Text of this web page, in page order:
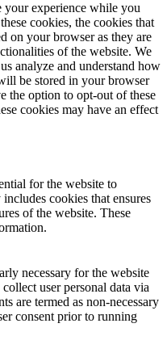
your experience while you
cookies, the cookies that
on your browser as they are
of the website. We
analyze and understand how
be stored in your browser
the option to opt-out of these
cookies may have an effect
for the website to
cookies that ensures
of the website. These
necessary for the website
user personal data via
are termed as non-necessary
consent prior to running